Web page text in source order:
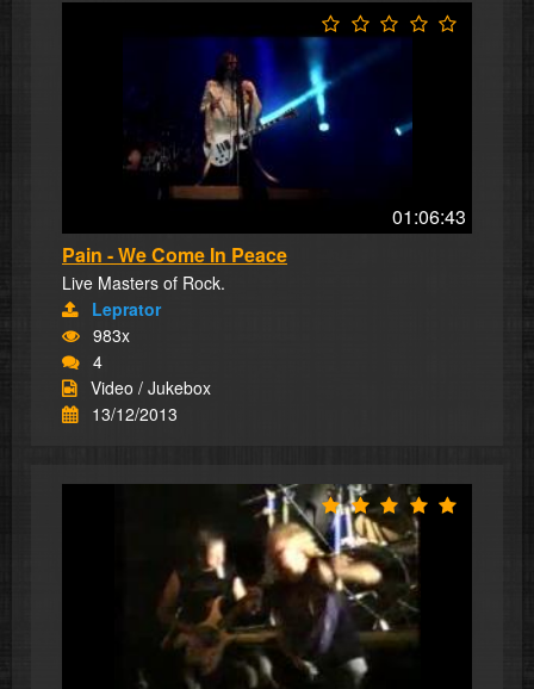
01:06:43
Pain - We Come In Peace
Live Masters of Rock.
Leprator
983x
4
Video / Jukebox
13/12/2013